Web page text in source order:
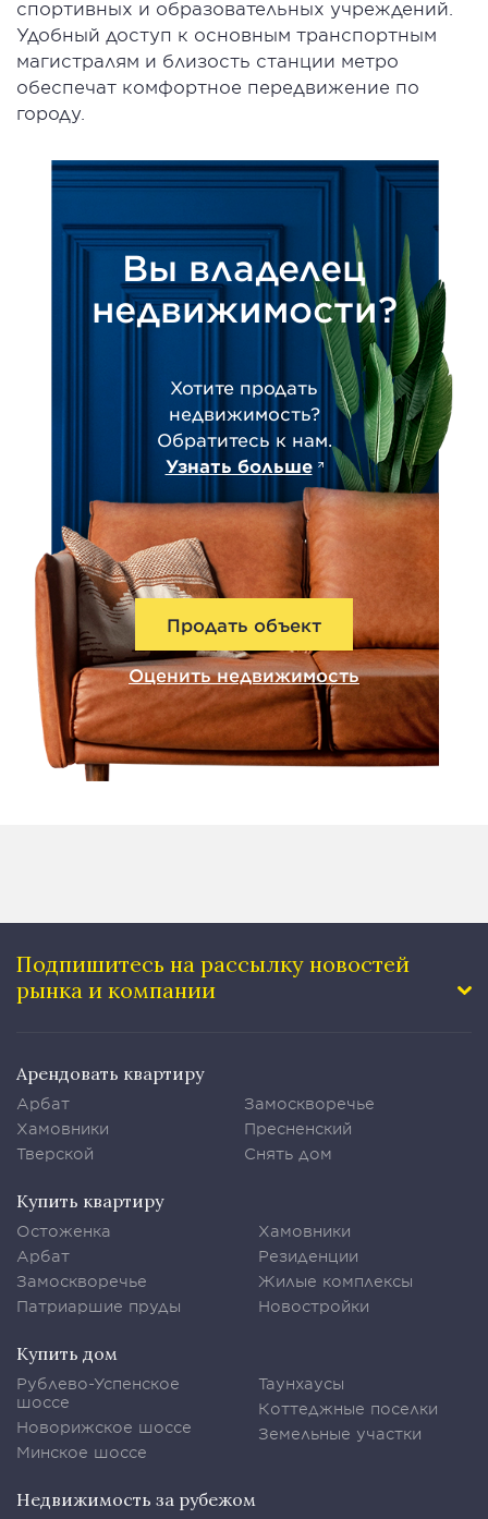
спортивных и образовательных учреждений.
Удобный доступ к основным транспортным
магистралям и близость станции метро
обеспечат комфортное передвижение по
городу.
Вы владелец
недвижимости?
Хотите продать
недвижимость?
Обратитесь к нам.
Узнать больше
Продать объект
Оценить недвижимость
Подпишитесь на рассылку новостей
рынка и компании
Арендовать квартиру
Арбат
Хамовники
Тверской
Замоскворечье
Пресненский
Снять дом
Купить квартиру
Остоженка
Арбат
Замоскворечье
Патриаршие пруды
Хамовники
Резиденции
Жилые комплексы
Новостройки
Купить дом
Рублево-Успенское
шоссе
Новорижское шоссе
Минское шоссе
Таунхаусы
Коттеджные поселки
Земельные участки
Недвижимость за рубежом